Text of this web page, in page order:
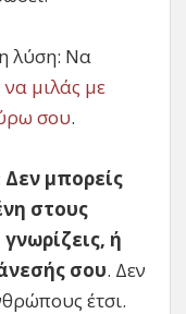
λύση: Να
να μιλάς με
σου.
Δεν μπορείς
στους
ή
σου. Δεν
έτσι.